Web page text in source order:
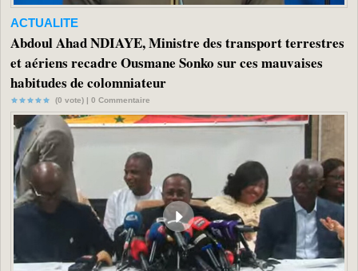
ACTUALITE
Abdoul Ahad NDIAYE, Ministre des transport terrestres
et aériens recadre Ousmane Sonko sur ces mauvaises
habitudes de colomniateur
(0 vote) | 0 Commentaire